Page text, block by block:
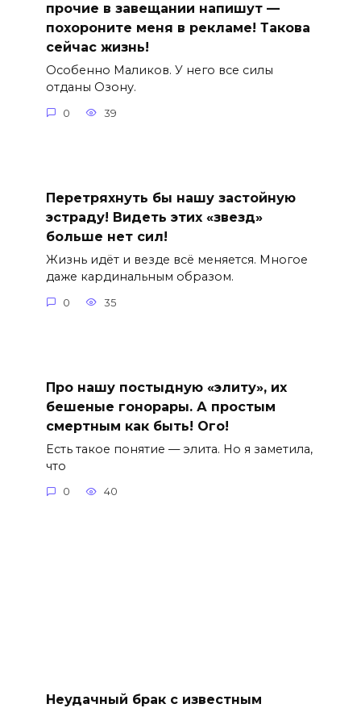
прочие в завещании напишут —
похороните меня в рекламе! Такова
сейчас жизнь!
Особенно Маликов. У него все силы
отданы Озону.
0 39
Перетряхнуть бы нашу застойную
эстраду! Видеть этих «звезд»
больше нет сил!
Жизнь идёт и везде всё меняется. Многое
даже кардинальным образом.
0 35
Про нашу постыдную «элиту», их
бешеные гонорары. А простым
смертным как быть! Ого!
Есть такое понятие — элита. Но я заметила,
что
0 40
Неудачный брак с известным